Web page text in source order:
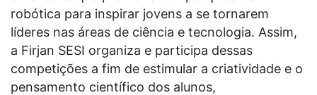
robótica para inspirar jovens a se tornarem
líderes nas áreas de ciência e tecnologia. Assim,
a Firjan SESI organiza e participa dessas
competições a fim de estimular a criatividade e o
pensamento científico dos alunos,